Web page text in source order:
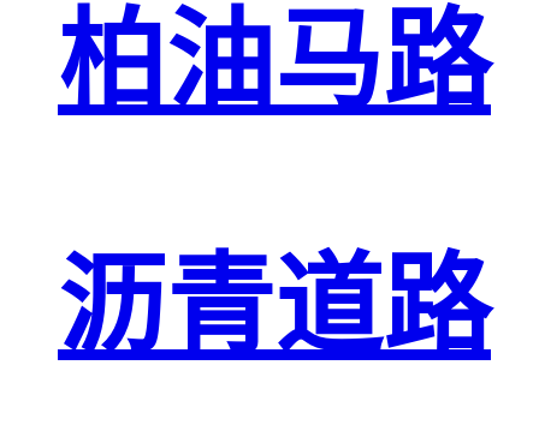
柏油马路
沥青道路